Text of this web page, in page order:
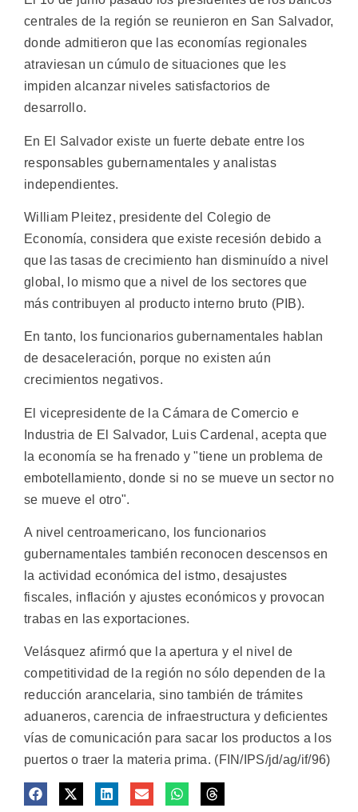
centrales de la región se reunieron en San Salvador,
donde admitieron que las economías regionales
atraviesan un cúmulo de situaciones que les
impiden alcanzar niveles satisfactorios de
desarrollo.
En El Salvador existe un fuerte debate entre los
responsables gubernamentales y analistas
independientes.
William Pleitez, presidente del Colegio de
Economía, considera que existe recesión debido a
que las tasas de crecimiento han disminuído a nivel
global, lo mismo que a nivel de los sectores que
más contribuyen al producto interno bruto (PIB).
En tanto, los funcionarios gubernamentales hablan
de desaceleración, porque no existen aún
crecimientos negativos.
El vicepresidente de la Cámara de Comercio e
Industria de El Salvador, Luis Cardenal, acepta que
la economía se ha frenado y "tiene un problema de
embotellamiento, donde si no se mueve un sector no
se mueve el otro".
A nivel centroamericano, los funcionarios
gubernamentales también reconocen descensos en
la actividad económica del istmo, desajustes
fiscales, inflación y ajustes económicos y provocan
trabas en las exportaciones.
Velásquez afirmó que la apertura y el nivel de
competitividad de la región no sólo dependen de la
reducción arancelaria, sino también de trámites
aduaneros, carencia de infraestructura y deficientes
vías de comunicación para sacar los productos a los
puertos o traer la materia prima. (FIN/IPS/jd/ag/if/96)